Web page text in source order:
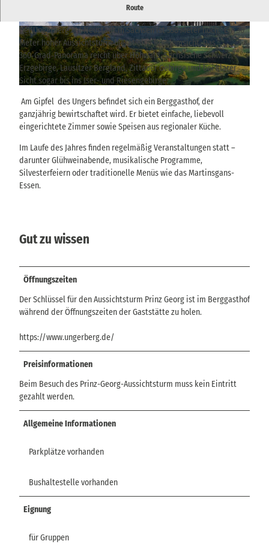
© TVSSW, Hans Fineart |CC-BY © TVSSW, Hans Fineart | CC-BY
Route
Aussichtsturm mit Rundumblick vom Ungerberg über weite
Der Ungerberg bei Neustadt in Sachsen ist 538 Meter hoch. Ein 30
Meter hoher Aussichtsturm bietet eine Rundumsicht. Das
360‑Grad‑Panorama reicht über Hohwald, Sächsische Schweiz,
Erzgebirge, Lausitzer Bergland, Zittauer Gebirge und bei klarer
Sicht sogar bis ins Iser- und Riesengebirge.
Am Gipfel des Ungers befindet sich ein Berggasthof, der
ganzjährig bewirtschaftet wird. Er bietet einfache, liebevoll
eingerichtete Zimmer sowie Speisen aus regionaler Küche.
Im Laufe des Jahres finden regelmäßig Veranstaltungen statt –
darunter Glühweinabende, musikalische Programme,
Silvesterfeiern oder traditionelle Menüs wie das Martinsgans-
Essen.
Gut zu wissen
Öffnungszeiten
Der Schlüssel für den Aussichtsturm Prinz Georg ist im Berggasthof
während der Öffnungszeiten der Gaststätte zu holen.
https://www.ungerberg.de/
Preisinformationen
Beim Besuch des Prinz-Georg-Aussichtsturm muss kein Eintritt
gezahlt werden.
Allgemeine Informationen
Parkplätze vorhanden
Bushaltestelle vorhanden
Eignung
für Gruppen